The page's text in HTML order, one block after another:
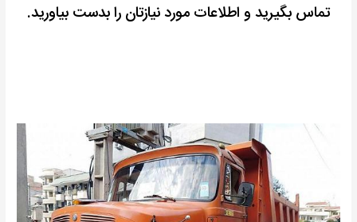
تماس بگیرید و اطلاعات مورد نیازتان را بدست بیاورید.